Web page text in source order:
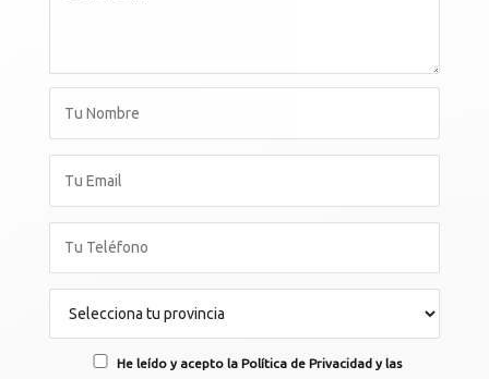
He leído y acepto la Política de Privacidad y las